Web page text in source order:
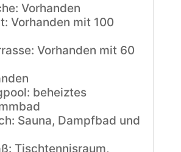
Vorhanden
Vorhanden mit 100
Vorhanden mit 60
beheiztes
Sauna, Dampfbad und
Tischtennisraum,